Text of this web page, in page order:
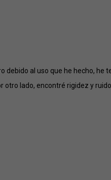
debido al uso que he hecho, he
otro lado, encontré rigidez y